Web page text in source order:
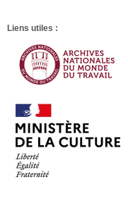
Liens utiles :